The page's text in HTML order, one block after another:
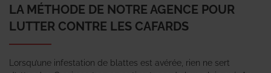
LA MÉTHODE DE NOTRE AGENCE POUR
LUTTER CONTRE LES CAFARDS
Lorsqu’une infestation de blattes est avérée, rien ne sert